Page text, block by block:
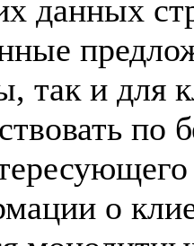
данных
так и для
по
о